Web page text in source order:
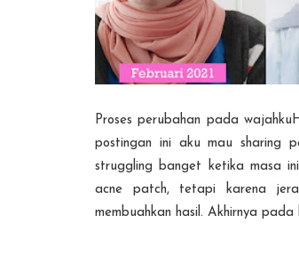
Proses perubahan pada
postingan ini aku mau sharing
struggling banget ketika masa
acne patch, tetapi karena
membuahkan hasil. Akhirnya pada